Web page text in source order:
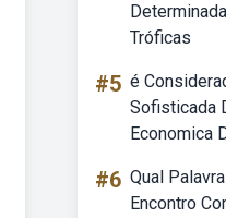
Tróficas
#5 é
Sofisticada
Economica
#6 Qual
Encontro